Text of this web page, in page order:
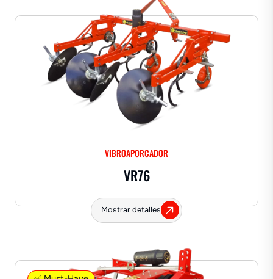
VIBROAPORCADOR
VR76
Mostrar detalles